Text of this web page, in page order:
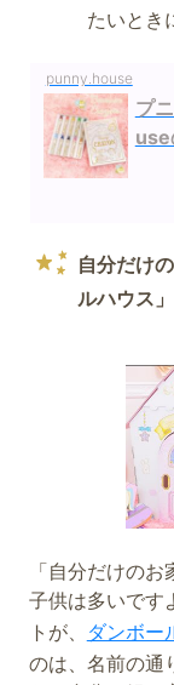
たいとき
punny.house
プ
use
自分だけ
ルハウス」
「自分だけの
子供は多いです
トが、
ダンボー
のは、名前の通